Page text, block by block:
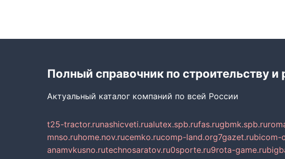
Полный справочник по строительству и
Актуальный каталог компаний по всей России
t25-tractor.runashicveti.rualutex.spb.rufas.rugbmk.spb.ru
mnso.ruhome.nov.rucemko.rucomp-land.org7gazet.rubicom-
anamvkusno.rutechnosaratov.ru0sporte.ru9rota-game.ru